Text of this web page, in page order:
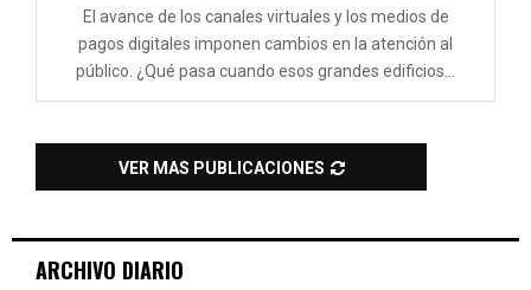
El avance de los canales virtuales y los medios de
pagos digitales imponen cambios en la atención al
público. ¿Qué pasa cuando esos grandes edificios...
VER MAS PUBLICACIONES
ARCHIVO DIARIO